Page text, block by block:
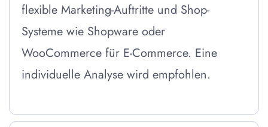
flexible Marketing-Auftritte und Shop-
Systeme wie Shopware oder
WooCommerce für E-Commerce. Eine
individuelle Analyse wird empfohlen.